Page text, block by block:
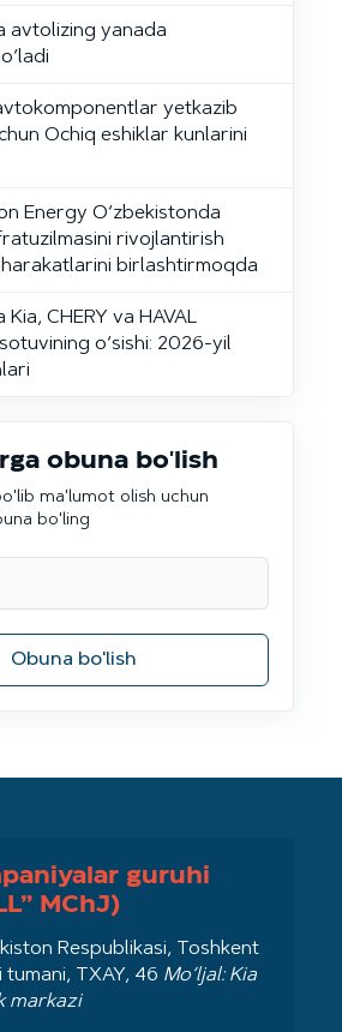
avtolizing yanada
yetkazib
Ochiq eshiklar kunlarini
Energy O‘zbekistonda
rivojlantirish
harakatlarini birlashtirmoqda
CHERY va HAVAL
o‘sishi: 2026-yil
obuna bo'lish
ma'lumot olish uchun
bo'ling
Obuna bo'lish
guruhi
MChJ)
Respublikasi, Toshkent
tumani, TXAY, 46 Mo‘ljal: Kia
markazi